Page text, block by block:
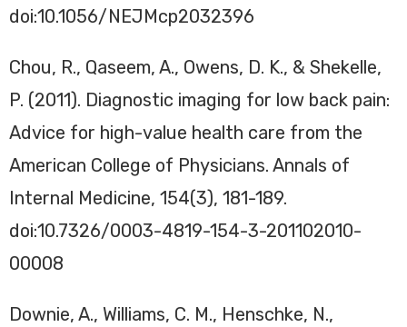
doi:10.1056/NEJMcp2032396
Chou, R., Qaseem, A., Owens, D. K., & Shekelle,
P. (2011). Diagnostic imaging for low back pain:
Advice for high-value health care from the
American College of Physicians. Annals of
Internal Medicine, 154(3), 181-189.
doi:10.7326/0003-4819-154-3-201102010-
00008
Downie, A., Williams, C. M., Henschke, N.,